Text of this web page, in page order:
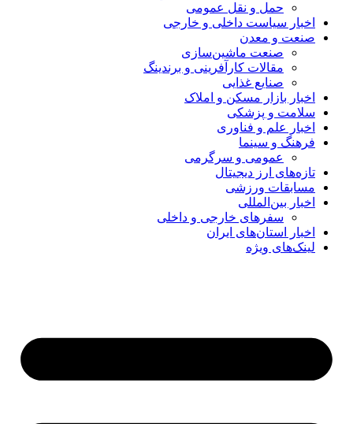
حمل و نقل عمومی
اخبار سیاست داخلی و خارجی
صنعت و معدن
صنعت ماشین‌سازی
مقالات کارآفرینی و برندینگ
صنایع غذایی
اخبار بازار مسکن و املاک
سلامت و پزشکی
اخبار علم و فناوری
فرهنگ و سینما
عمومی و سرگرمی
تازه‌های ارز دیجیتال
مسابقات ورزشی
اخبار بین‌المللی
سفرهای خارجی و داخلی
اخبار استان‌های ایران
لینک‌های ویژه